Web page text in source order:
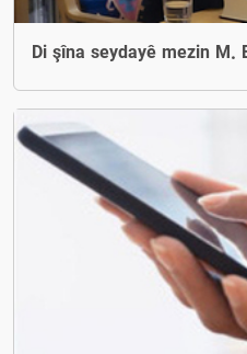
Di şîna seydayê mezin M.